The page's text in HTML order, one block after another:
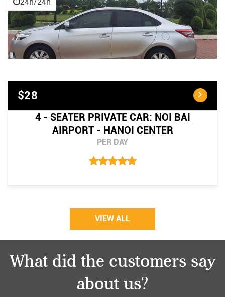
$28
4 - SEATER PRIVATE CAR: NOI BAI
AIRPORT - HANOI CENTER
PER DAY
VIEW ALL
What did the customers say
about us?